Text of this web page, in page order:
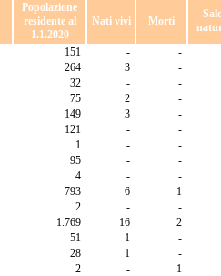
Popolazione
residente al
1.1.2020
Nati vivi Morti
151 -
-
264 3
-
32 -
-
75 2
-
149 3
-
121 -
-
1 -
-
95 -
-
4 -
-
793 6
1
2 -
-
1.769 16
2
51 1
-
28 1
-
2 -
1